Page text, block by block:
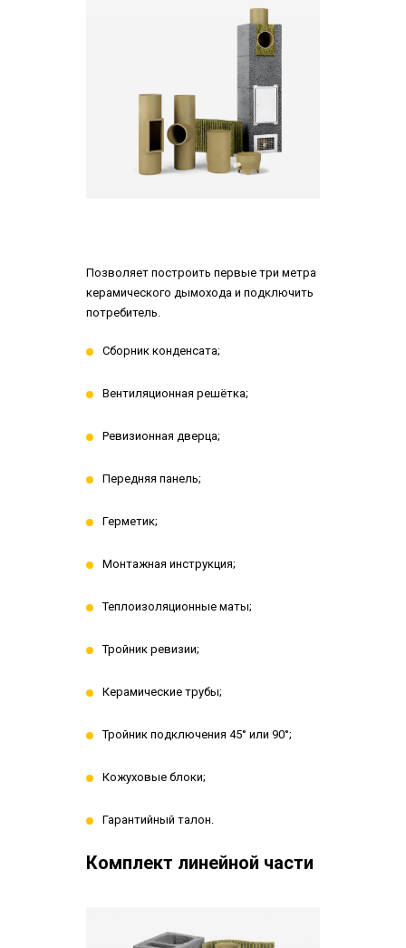
Позволяет построить первые три метра
керамического дымохода и подключить
потребитель.
Сборник конденсата;
Вентиляционная решётка;
Ревизионная дверца;
Передняя панель;
Герметик;
Монтажная инструкция;
Теплоизоляционные маты;
Тройник ревизии;
Керамические трубы;
Тройник подключения 45° или 90°;
Кожуховые блоки;
Гарантийный талон.
Комплект линейной части